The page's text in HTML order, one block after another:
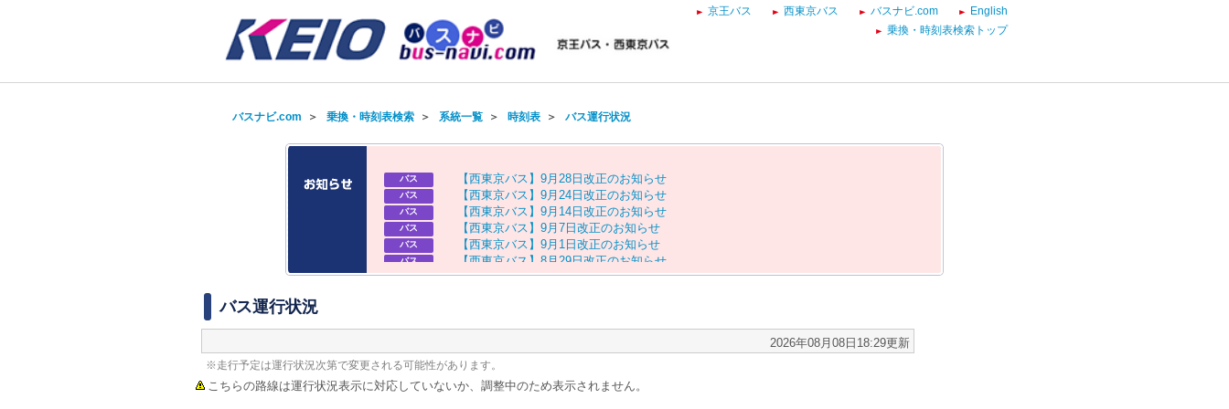
京王バス 西東京バス バスナビ.com
English
乗換・時刻表検索トップ
バスナビ.com ＞ 乗換・時刻表検索＞ 系統一覧＞ 時刻表＞ バス運行状況
バス 【西東京バス 】 9月 28 日 改正のお知 らせ
バス 【西東京バス 】 9月 24 日 改正のお知 らせ
バス 【西東京バス 】 9月 14 日 改正のお知 らせ
バス 【西東京バス 】 9月 7 日 改正のお知 らせ
バス 【西東京バス 】 9月 1 日 改正のお知 らせ
バス 【西東京バス 】 8 月 29日改正のお知 らせ
バス 【京王バス】お盆ダイヤのお知らせ
バス運行状況
2026年08月08日18:29更新
※走行予定は運行状況次第で変更される可能性があります。
こちらの路線は運行状況表示に対応していないか、調整中のため表示されません。